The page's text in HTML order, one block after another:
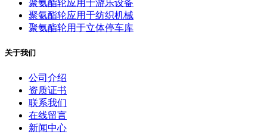
聚氨酯轮应用于游乐设备
聚氨酯轮应用于纺织机械
聚氨酯轮用于立体停车库
关于我们
公司介绍
资质证书
联系我们
在线留言
新闻中心